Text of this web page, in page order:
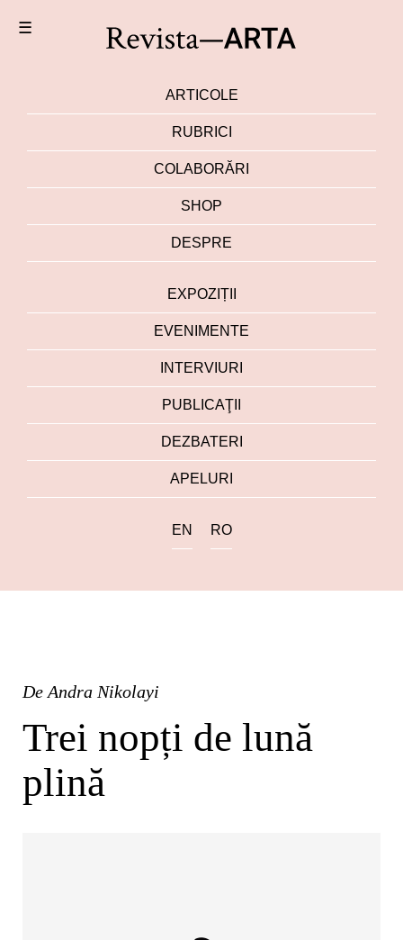
☰
ARTICOLE
RUBRICI
COLABORĂRI
SHOP
DESPRE
EXPOZIȚII
EVENIMENTE
INTERVIURI
PUBLICAŢII
DEZBATERI
APELURI
EN RO
De Andra Nikolayi
Trei nopți de lună
plină